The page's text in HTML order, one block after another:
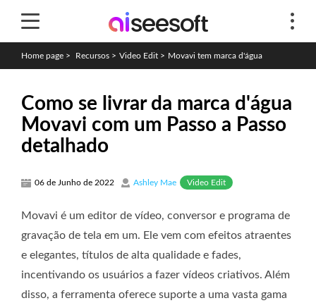
Home page > Recursos > Video Edit > Movavi tem marca d'água
Como se livrar da marca d'água
Movavi com um Passo a Passo
detalhado
06 de Junho de 2022 Ashley Mae Video Edit
Movavi é um editor de vídeo, conversor e programa de
gravação de tela em um. Ele vem com efeitos atraentes
e elegantes, títulos de alta qualidade e fades,
incentivando os usuários a fazer vídeos criativos. Além
disso, a ferramenta oferece suporte a uma vasta gama